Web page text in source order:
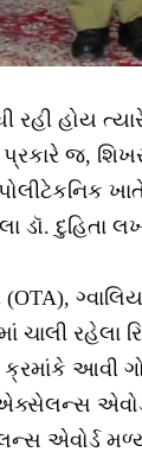
રહી હોય
જ,
દુહિતા
ચાલી રહેલા
ક્રમાંકે આવી
એવોર્ડ